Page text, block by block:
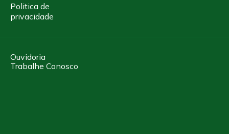
Politica de
privacidade
Ouvidoria
Trabalhe Conosco